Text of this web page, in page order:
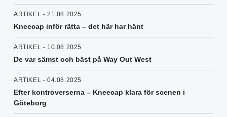
ARTIKEL - 21.08.2025
Kneecap inför rätta – det här har hänt
ARTIKEL - 10.08.2025
De var sämst och bäst på Way Out West
ARTIKEL - 04.08.2025
Efter kontroverserna – Kneecap klara för scenen i
Göteborg